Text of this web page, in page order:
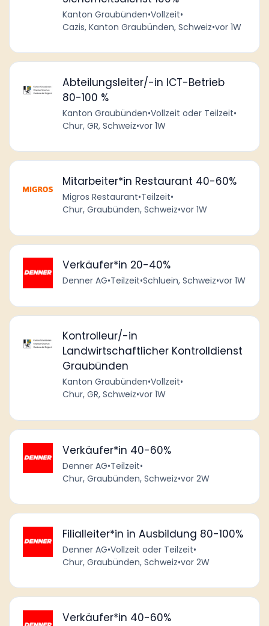
Kanton Graubünden•Vollzeit•
Cazis, Kanton Graubünden, Schweiz•vor 1W
Abteilungsleiter/-in ICT-Betrieb
80-100 %
Kanton Graubünden•Vollzeit oder Teilzeit•
Chur, GR, Schweiz•vor 1W
Mitarbeiter*in Restaurant 40-60%
Migros Restaurant•Teilzeit•
Chur, Graubünden, Schweiz•vor 1W
Verkäufer*in 20-40%
Denner AG•Teilzeit•Schluein, Schweiz•vor 1W
Kontrolleur/-in
Landwirtschaftlicher Kontrolldienst
Graubünden
Kanton Graubünden•Vollzeit•
Chur, GR, Schweiz•vor 1W
Verkäufer*in 40-60%
Denner AG•Teilzeit•
Chur, Graubünden, Schweiz•vor 2W
Filialleiter*in in Ausbildung 80-100%
Denner AG•Vollzeit oder Teilzeit•
Chur, Graubünden, Schweiz•vor 2W
Verkäufer*in 40-60%